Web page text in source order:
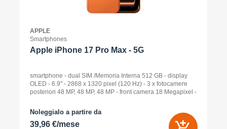
APPLE
Smartphones
Apple iPhone 17 Pro Max - 5G
smartphone - dual SIM /Memoria Interna 512 GB - display
OLED - 6.9" - 2868 x 1320 pixel (120 Hz) - 3 x fotocamere
posteriori 48 MP, 48 MP, 48 MP - front camera 18 Megapixel -
Noleggialo a partire da
39,96 €/mese